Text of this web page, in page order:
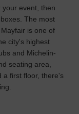
your event, then
The most
is one of
city's highest
and Michelin-
seating area,
a first floor, there's